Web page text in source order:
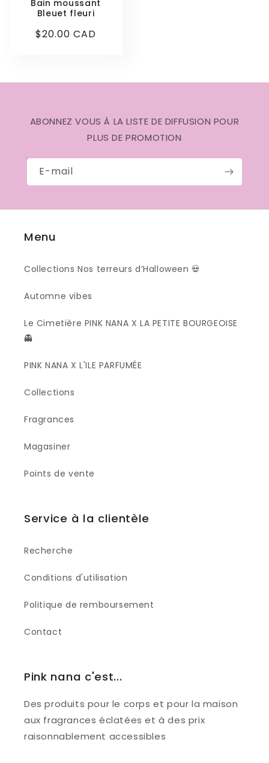
Bain moussant
Bleuet fleuri
Prix
$20.00 CAD
ABONNEZ VOUS À LA LISTE DE DIFFUSION POUR
PLUS DE PROMOTION
E-mail
Menu
Collections Nos terreurs d’Halloween 💀
Automne vibes
Le Cimetière PINK NANA X LA PETITE BOURGEOISE
👻
PINK NANA X L'ILE PARFUMÉE
Collections
Fragrances
Magasiner
Points de vente
Service à la clientèle
Recherche
Conditions d'utilisation
Politique de remboursement
Contact
Pink nana c'est...
Des produits pour le corps et pour la maison
aux fragrances éclatées et à des prix
raisonnablement accessibles